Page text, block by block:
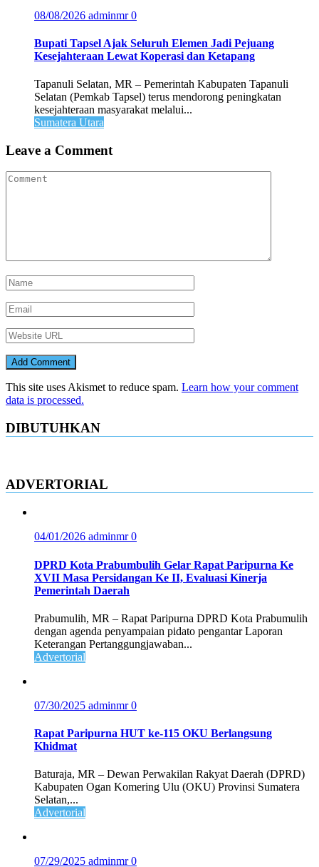
08/08/2026 adminmr0
Bupati Tapsel Ajak Seluruh Elemen Jadi Pejuang
Kesejahteraan Lewat Koperasi dan Ketapang
Tapanuli Selatan, MR – Pemerintah Kabupaten Tapanuli
Selatan (Pemkab Tapsel) terus mendorong peningkatan
kesejahteraan masyarakat melalui...
Sumatera Utara
Leave a Comment
This site uses Akismet to reduce spam. Learn how your comment
data is processed.
DIBUTUHKAN
ADVERTORIAL
04/01/2026 adminmr0
DPRD Kota Prabumbulih Gelar Rapat Paripurna Ke
XVII Masa Persidangan Ke II, Evaluasi Kinerja
Pemerintah Daerah
Prabumulih, MR – Rapat Paripurna DPRD Kota Prabumulih
dengan agenda penyampaian pidato pengantar Laporan
Keterangan Pertanggungjawaban...
Advertorial
07/30/2025 adminmr0
Rapat Paripurna HUT ke-115 OKU Berlangsung
Khidmat
Baturaja, MR – Dewan Perwakilan Rakyat Daerah (DPRD)
Kabupaten Ogan Komering Ulu (OKU) Provinsi Sumatera
Selatan,...
Advertorial
07/29/2025 adminmr0